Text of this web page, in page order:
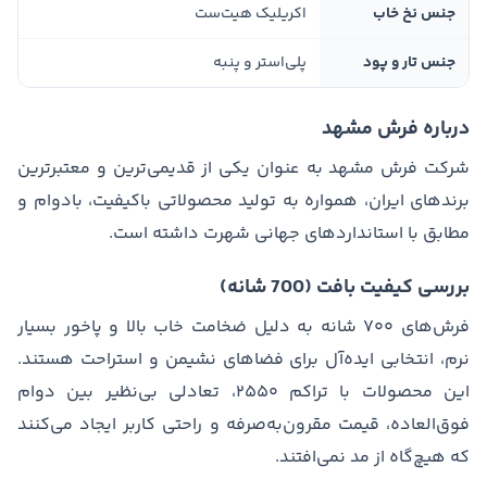
جنس نخ خاب اکریلیک هیت‌ست
جنس تار و پود پلی‌استر و پنبه
درباره فرش مشهد
شرکت فرش مشهد به عنوان یکی از قدیمی‌ترین و معتبرترین
برندهای ایران، همواره به تولید محصولاتی باکیفیت، بادوام و
مطابق با استانداردهای جهانی شهرت داشته است.
بررسی کیفیت بافت (700 شانه)
فرش‌های ۷۰۰ شانه به دلیل ضخامت خاب بالا و پاخور بسیار
نرم، انتخابی ایده‌آل برای فضاهای نشیمن و استراحت هستند.
این محصولات با تراکم ۲۵۵۰، تعادلی بی‌نظیر بین دوام
فوق‌العاده، قیمت مقرون‌به‌صرفه و راحتی کاربر ایجاد می‌کنند
که هیچ‌گاه از مد نمی‌افتند.